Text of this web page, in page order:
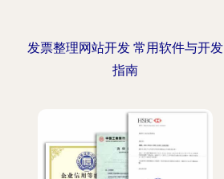
发票整理网站开发 常用软件与开发
指南